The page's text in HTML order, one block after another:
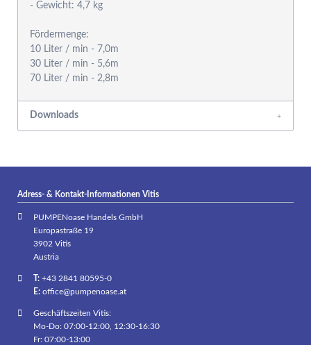
- Gewicht: 4,7 kg
Fördermenge:
10 Liter / min - 7,0m
30 Liter / min - 5,6m
Downloads
Adress- & Kontakt-Informationen Vitis
PUMPENoase Handels GmbH
Europastraße 19
3902 Vitis
Austria
T:+43 2841 80595-0
E: office@pumpenoase.at
Geschäftszeiten Vitis:
Mo-Do: 07:00-12:00, 12:30-16:30
Fr: 07:00-13:00